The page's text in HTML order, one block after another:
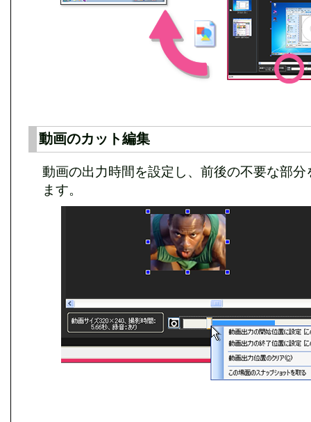
動画のカット編集
動画の出力時間を設定し、前後の不要な部分
ます。